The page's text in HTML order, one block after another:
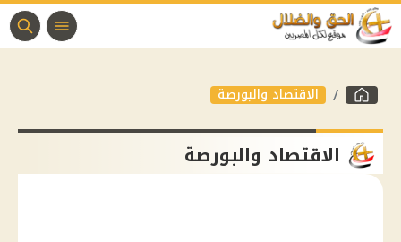
الاقتصاد والبورصة
الاقتصاد والبورصة